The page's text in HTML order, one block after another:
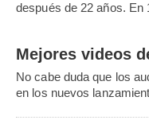
después de 22 años. En
Mejores videos
No cabe duda que los
en los nuevos